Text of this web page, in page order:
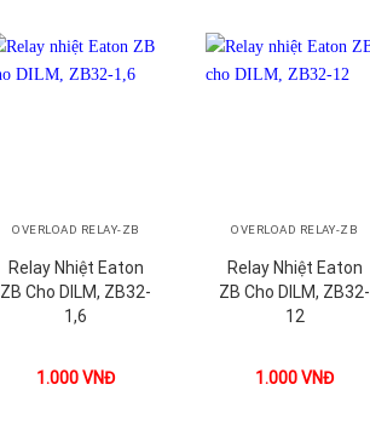
OVERLOAD RELAY-ZB
Relay Nhiệt Eaton
ZB Cho DILM, ZB32-
1,6
1.000VNĐ
OVERLOAD RELAY-ZB
Relay Nhiệt Eaton
ZB Cho DILM, ZB32-
12
1.000VNĐ